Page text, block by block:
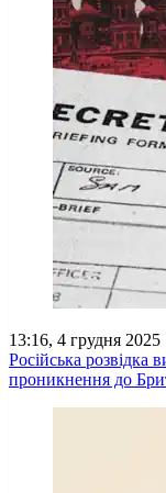
13:16, 4 грудня
Російська розвідка
проникнення до